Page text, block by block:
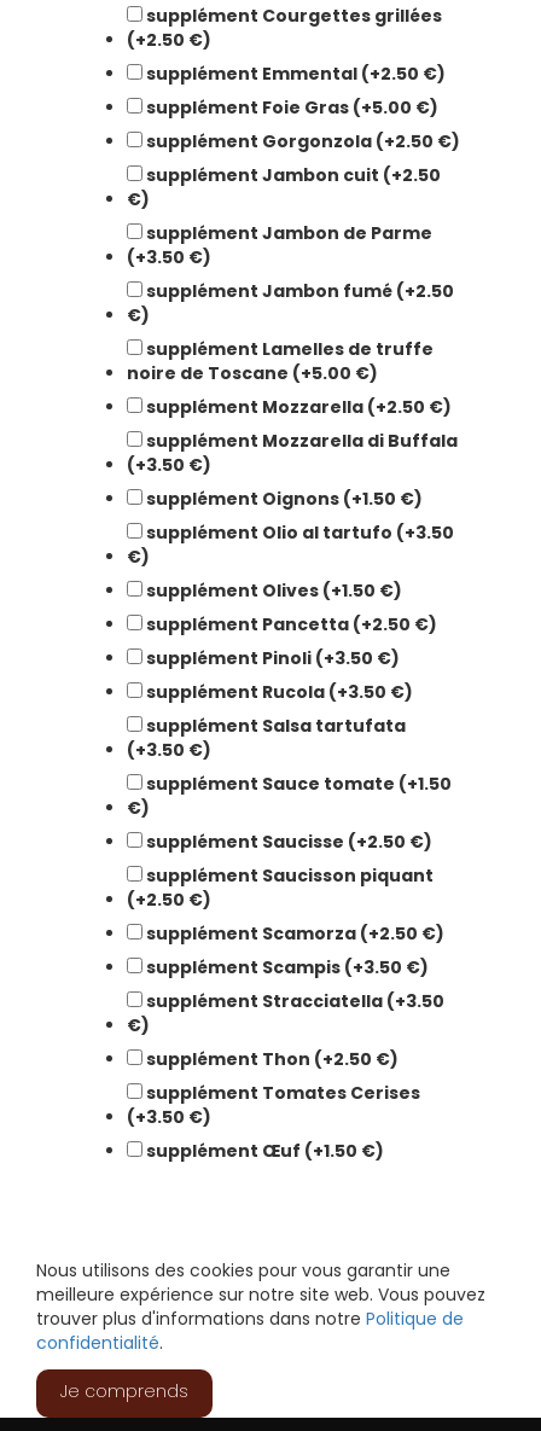
supplément Courgettes grillées
(+2.50 €)
supplément Emmental (+2.50 €)
supplément Foie Gras (+5.00 €)
supplément Gorgonzola (+2.50 €)
supplément Jambon cuit (+2.50
€)
supplément Jambon de Parme
(+3.50 €)
supplément Jambon fumé (+2.50
€)
supplément Lamelles de truffe
noire de Toscane (+5.00 €)
supplément Mozzarella (+2.50 €)
supplément Mozzarella di Buffala
(+3.50 €)
supplément Oignons (+1.50 €)
supplément Olio al tartufo (+3.50
€)
supplément Olives (+1.50 €)
supplément Pancetta (+2.50 €)
supplément Pinoli (+3.50 €)
supplément Rucola (+3.50 €)
supplément Salsa tartufata
(+3.50 €)
supplément Sauce tomate (+1.50
€)
supplément Saucisse (+2.50 €)
supplément Saucisson piquant
(+2.50 €)
supplément Scamorza (+2.50 €)
supplément Scampis (+3.50 €)
supplément Stracciatella (+3.50
€)
supplément Thon (+2.50 €)
supplément Tomates Cerises
(+3.50 €)
supplément Œuf (+1.50 €)
Nous utilisons des cookies pour vous garantir une
meilleure expérience sur notre site web. Vous pouvez
trouver plus d'informations dans notre Politique de
confidentialité.
Je comprends